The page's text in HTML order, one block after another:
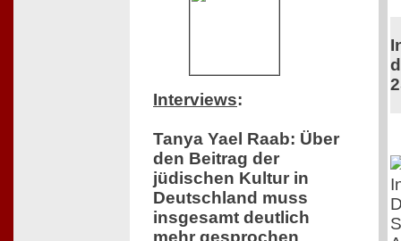
Interviews:
Tanya Yael Raab: Über
den Beitrag der
jüdischen Kultur in
Deutschland muss
insgesamt deutlich
mehr gesprochen